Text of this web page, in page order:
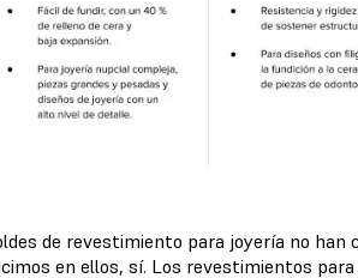
de revestimiento para joyería no han
en ellos, sí. Los revestimientos